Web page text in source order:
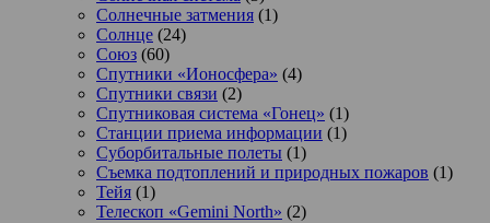
Солнечные затмения (1)
Солнце (24)
Союз (60)
Спутники «Ионосфера» (4)
Спутники связи (2)
Спутниковая система «Гонец» (1)
Станции приема информации (1)
Суборбитальные полеты (1)
Съемка подтоплений и природных пожаров (1)
Тейя (1)
Телескоп «Gemini North» (2)